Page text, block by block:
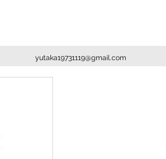
yutaka19731119@gmail.com